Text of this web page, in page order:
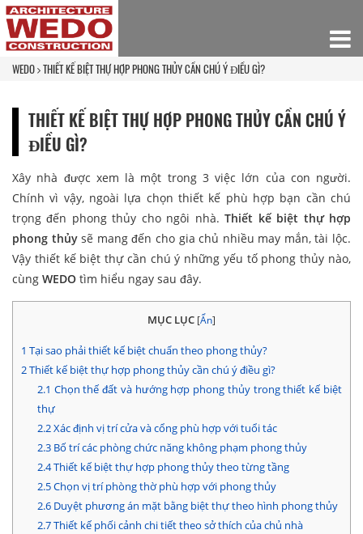
WEDO THIẾT KẾ BIỆT THỰ HỢP PHONG THỦY CẦN CHÚ Ý ĐIỀU GÌ?
THIẾT KẾ BIỆT THỰ HỢP PHONG THỦY CẦN CHÚ Ý
ĐIỀU GÌ?
Xây nhà được xem là một trong 3 việc lớn của con người.
Chính vì vậy, ngoài lựa chọn thiết kế phù hợp bạn cần chú
trọng đến phong thủy cho ngôi nhà.Thiết kế biệt thự hợp
phong thủysẽ mang đến cho gia chủ nhiều may mắn, tài lộc.
Vậy thiết kế biệt thự cần chú ý những yếu tố phong thủy nào,
cùng WEDO tìm hiểu ngay sau đây.
MỤC LỤC [Ẩn]
1 Tại sao phải thiết kế biệt chuẩn theo phong thủy?
2Thiết kế biệt thự hợp phong thủy cần chú ý điều gì?
2.1 Chọn thế đất và hướng hợp phong thủy trong thiết kế biệt
thự
2.2Xác định vị trí cửa và cổng phù hợp với tuổi tác
2.3Bố trí các phòng chức năng không phạm phong thủy
2.4Thiết kế biệt thự hợp phong thủy theo từng tầng
2.5Chọn vị trí phòng thờ phù hợp với phong thủy
2.6Duyệt phương án mặt bằng biệt thự theo hình phong thủy
2.7Thiết kế phối cảnh chi tiết theo sở thích của chủ nhà